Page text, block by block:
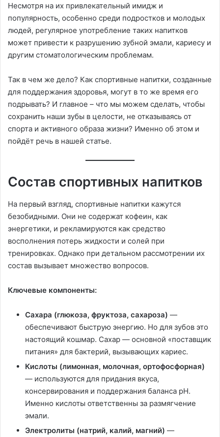
Несмотря на их привлекательный имидж и
популярность, особенно среди подростков и молодых
людей, регулярное употребление таких напитков
может привести к разрушению зубной эмали, кариесу и
другим стоматологическим проблемам.
Так в чем же дело? Как спортивные напитки, созданные
для поддержания здоровья, могут в то же время его
подрывать? И главное – что мы можем сделать, чтобы
сохранить наши зубы в целости, не отказываясь от
спорта и активного образа жизни? Именно об этом и
пойдёт речь в нашей статье.
Состав спортивных напитков
На первый взгляд, спортивные напитки кажутся
безобидными. Они не содержат кофеин, как
энергетики, и рекламируются как средство
восполнения потерь жидкости и солей при
тренировках. Однако при детальном рассмотрении их
состав вызывает множество вопросов.
Ключевые компоненты:
Сахара (глюкоза, фруктоза, сахароза) —
обеспечивают быструю энергию. Но для зубов это
настоящий кошмар. Сахар — основной «поставщик
питания» для бактерий, вызывающих кариес.
Кислоты (лимонная, молочная, ортофосфорная)
— используются для придания вкуса,
консервирования и поддержания баланса pH.
Именно кислоты ответственны за размягчение
эмали.
Электролиты (натрий, калий, магний) —